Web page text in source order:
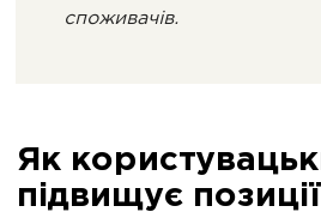
споживачів.
Як
підвищує